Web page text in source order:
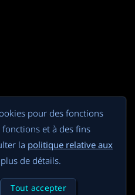
pour des fonctions
et à des fins
la politique relative aux
de détails.
Tout accepter